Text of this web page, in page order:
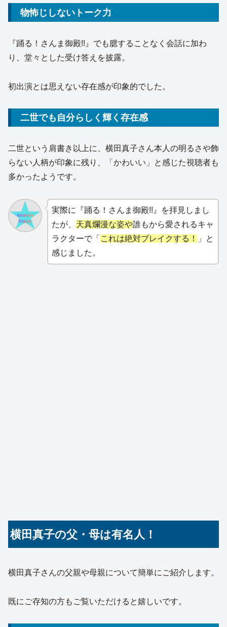
物怖じしないトーク力
『踊る！さんま御殿!!』でも臆することなく会話に加わ
り、堂々とした受け答えを披露。
初出演とは思えない存在感が印象的でした。
二世でも自分らしく輝く存在感
二世という肩書き以上に、横田真子さん本人の明るさや飾
らない人柄が印象に残り、「かわいい」と感じた視聴者も
多かったようです。
実際に『踊る！さんま御殿!!』を拝見しまし
たが、 天真爛漫な姿や誰もから愛されるキャ
ラクターで「 これは絶対ブレイクする！
」と
感じました。
横田真子の父・母は有名人！
横田真子さんの父親や母親について簡単にご紹介します。
既にご存知の方もご覧いただけると嬉しいです。